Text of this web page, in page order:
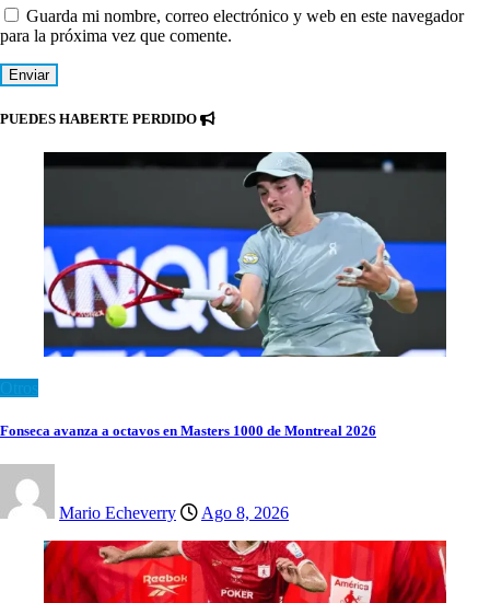
Guarda mi nombre, correo electrónico y web en este navegador
para la próxima vez que comente.
PUEDES HABERTE PERDIDO
Fonseca avanza a octavos en Masters 1000 de Montreal 2026
Mario Echeverry Ago 8, 2026